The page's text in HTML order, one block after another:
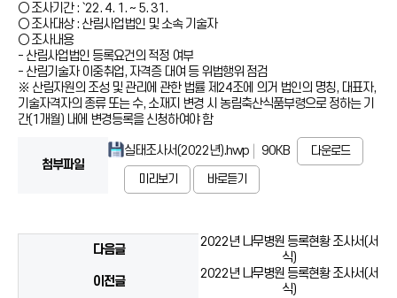
○ 조사기간 : `22. 4. 1. ~ 5. 31.
○ 조사대상 : 산림사업법인 및 소속 기술자
○ 조사내용
- 산림사업법인 등록요건의 적정 여부
- 산림기술자 이중취업, 자격증 대여 등 위법행위 점검
※ 산림자원의 조성 및 관리에 관한 법률 제24조에 의거 법인의 명칭, 대표자,
기술자격자의 종류 또는 수, 소재지 변경 시 농림축산식품부령으로 정하는 기
간(1개월) 내에 변경등록을 신청하여야 함
첨부파일
실태조사서(2022년).hwp 90KB 다운로드
미리보기 바로듣기
다음글
2022년 나무병원 등록현황 조사서(서
식)
이전글
2022년 나무병원 등록현황 조사서(서
식)